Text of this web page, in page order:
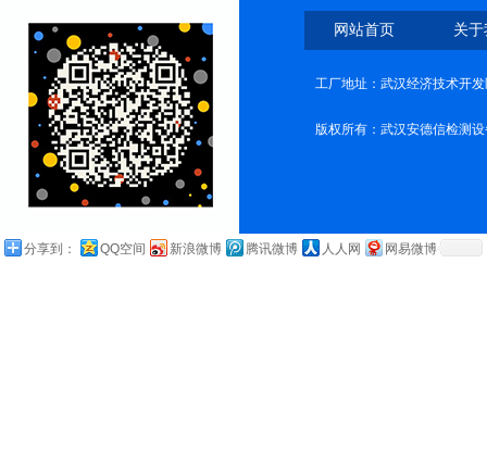
网站首页 关
工厂地址：武汉经济技术开
版权所有：武汉安德信检测
分享到： QQ空间 新浪微博 腾讯微博 人人网 网易微博